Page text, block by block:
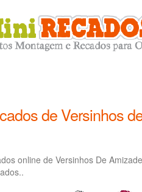
de Versinhos
online de Versinhos De